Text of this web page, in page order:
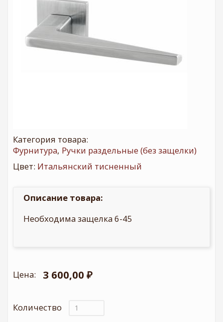
Категория товара:
Фурнитура Ручки раздельные (без защелки)
Цвет: Итальянский тисненный
Описание товара:
Необходима защелка 6-45
Цена: 3 600,00 ₽
Количество